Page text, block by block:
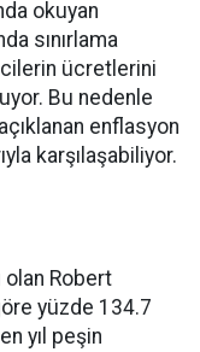
okuyan
sınırlama
ücretlerini
Bu nedenle
enflasyon
karşılaşabiliyor.
olan Robert
yüzde 134.7
yıl peşin